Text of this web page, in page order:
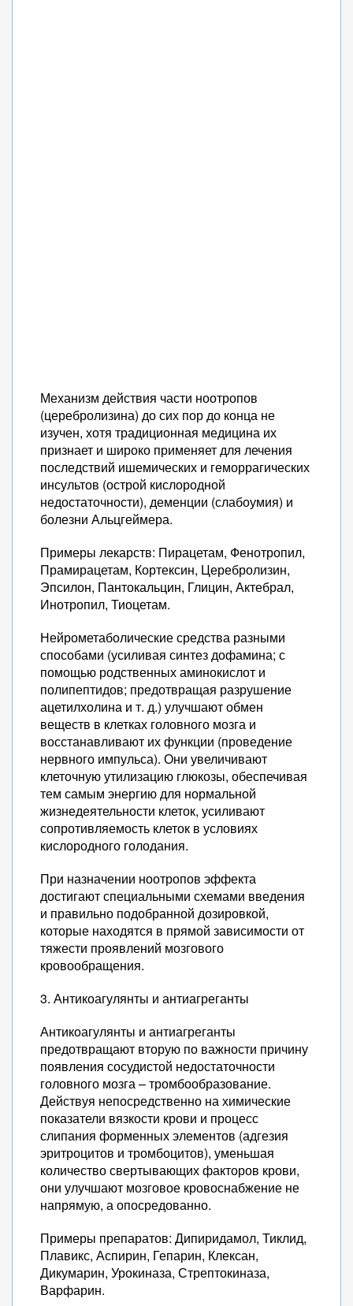
Механизм действия части ноотропов
(церебролизина) до сих пор до конца не
изучен, хотя традиционная медицина их
признает и широко применяет для лечения
последствий ишемических и геморрагических
инсультов (острой кислородной
недостаточности), деменции (слабоумия) и
болезни Альцгеймера.
Примеры лекарств: Пирацетам, Фенотропил,
Прамирацетам, Кортексин, Церебролизин,
Эпсилон, Пантокальцин, Глицин, Актебрал,
Инотропил, Тиоцетам.
Нейрометаболические средства разными
способами (усиливая синтез дофамина; с
помощью родственных аминокислот и
полипептидов; предотвращая разрушение
ацетилхолина и т. д.) улучшают обмен
веществ в клетках головного мозга и
восстанавливают их функции (проведение
нервного импульса). Они увеличивают
клеточную утилизацию глюкозы, обеспечивая
тем самым энергию для нормальной
жизнедеятельности клеток, усиливают
сопротивляемость клеток в условиях
кислородного голодания.
При назначении ноотропов эффекта
достигают специальными схемами введения
и правильно подобранной дозировкой,
которые находятся в прямой зависимости от
тяжести проявлений мозгового
кровообращения.
3. Антикоагулянты и антиагреганты
Антикоагулянты и антиагреганты
предотвращают вторую по важности причину
появления сосудистой недостаточности
головного мозга – тромбообразование.
Действуя непосредственно на химические
показатели вязкости крови и процесс
слипания форменных элементов (адгезия
эритроцитов и тромбоцитов), уменьшая
количество свертывающих факторов крови,
они улучшают мозговое кровоснабжение не
напрямую, а опосредованно.
Примеры препаратов: Дипиридамол, Тиклид,
Плавикс, Аспирин, Гепарин, Клексан,
Дикумарин, Урокиназа, Стрептокиназа,
Варфарин.